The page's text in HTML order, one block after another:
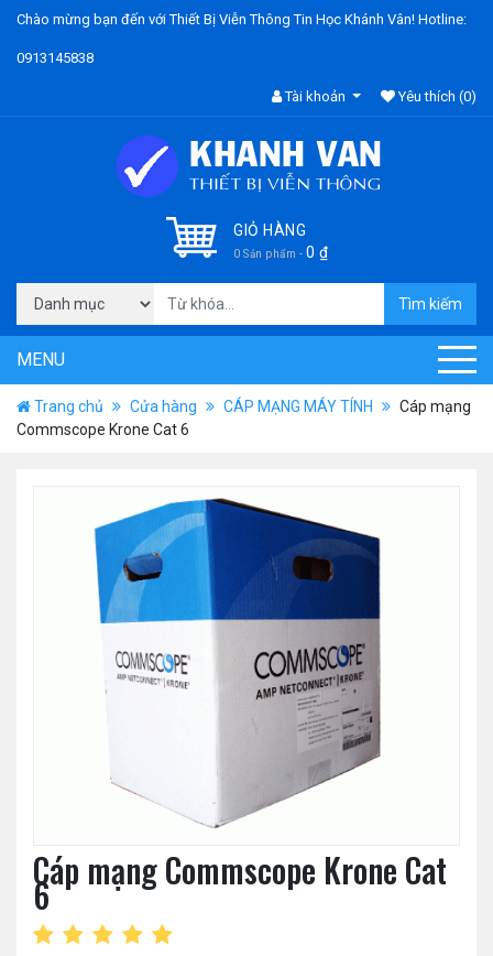
Chào mừng bạn đến với Thiết Bị Viễn Thông Tin Học Khánh Vân! Hotline:
0913145838
Tài khoản Yêu thích (0)
GIỎ HÀNG
0 Sản phẩm - 0 ₫
Tìm kiếm
MENU
Trang chủ Cửa hàng CÁP MẠNG MÁY TÍNH
Cáp mạng
Commscope Krone Cat 6
Cáp mạng Commscope Krone Cat
6